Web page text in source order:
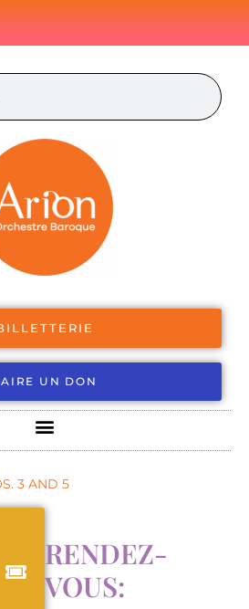
UN DON
3 AND 5
RENDEZ-
VOUS: